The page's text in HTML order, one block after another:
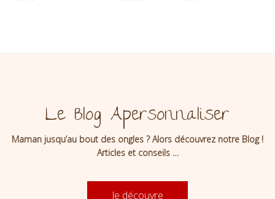
Le Blog Apersonnaliser
Maman jusqu’au bout des ongles ? Alors découvrez notre Blog !
Articles et conseils …
Je découvre